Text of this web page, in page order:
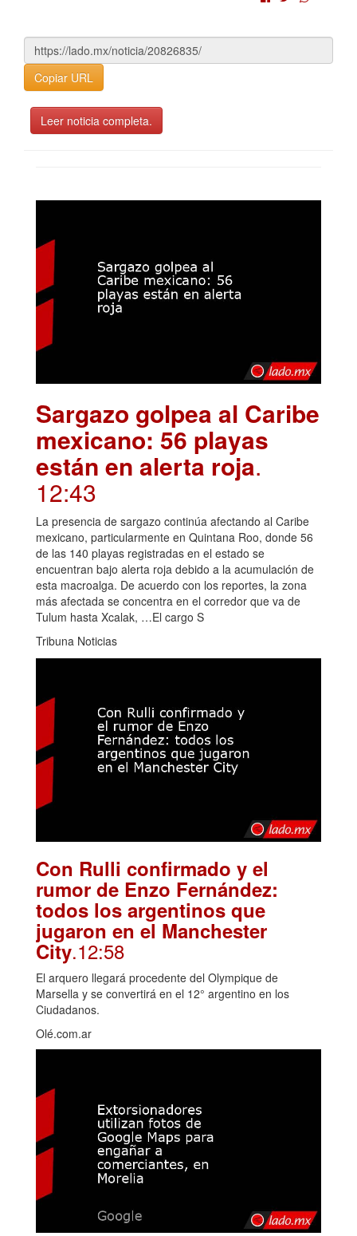
Copiar URL
Leer noticia completa.
Sargazo golpea al Caribe
mexicano: 56 playas
están en alerta roja.
12:43
La presencia de sargazo continúa afectando al Caribe
mexicano, particularmente en Quintana Roo, donde 56
de las 140 playas registradas en el estado se
encuentran bajo alerta roja debido a la acumulación de
esta macroalga. De acuerdo con los reportes, la zona
más afectada se concentra en el corredor que va de
Tulum hasta Xcalak, …El cargo S
Tribuna Noticias
Con Rulli confirmado y el
rumor de Enzo Fernández:
todos los argentinos que
jugaron en el Manchester
City.12:58
El arquero llegará procedente del Olympique de
Marsella y se convertirá en el 12° argentino en los
Ciudadanos.
Olé.com.ar